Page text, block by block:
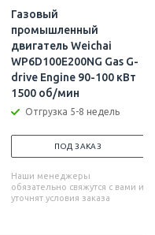
Газовый
промышленный
двигатель Weichai
WP6D100E200NG Gas G-
drive Engine 90-100 кВт
1500 об/мин
Отгрузка 5-8 недель
ПОД ЗАКАЗ
Наши менеджеры
обязательно свяжутся с вами и
уточнят условия заказа